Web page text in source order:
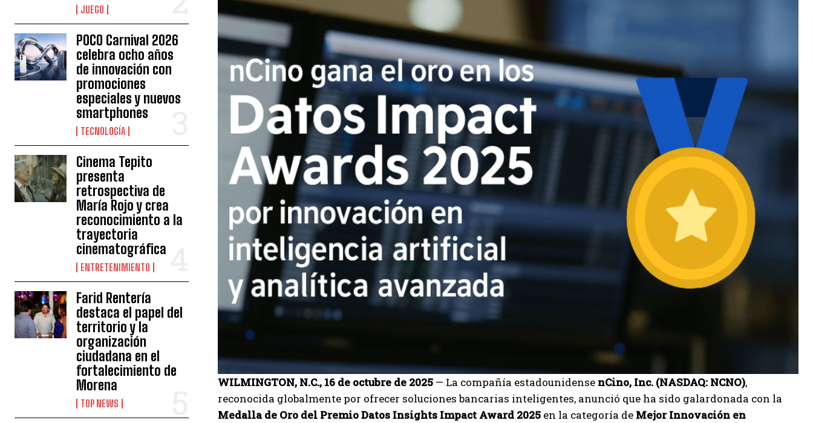
JUEGO
POCO Carnival 2026
celebra ocho años
de innovación con
promociones
especiales y nuevos
smartphones
TECNOLOGÍA
Cinema Tepito
presenta
retrospectiva de
María Rojo y crea
reconocimiento a la
trayectoria
cinematográfica
ENTRETENIMIENTO
Farid Rentería
destaca el papel del
territorio y la
organización
ciudadana en el
fortalecimiento de
Morena
TOP NEWS
WILMINGTON, N.C., 16 de octubre de 2025 — La compañía estadounidense nCino, Inc. (NASDAQ: NCNO),
reconocida globalmente por ofrecer soluciones bancarias inteligentes, anunció que ha sido galardonada con la
Medalla de Oro del Premio Datos Insights Impact Award 2025 en la categoría de Mejor Innovación en